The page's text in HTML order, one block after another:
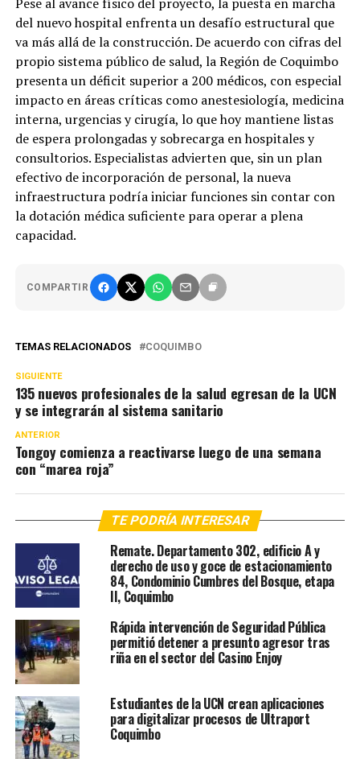
del nuevo hospital enfrenta un desafío estructural que
va más allá de la construcción. De acuerdo con cifras del
propio sistema público de salud, la Región de Coquimbo
presenta un déficit superior a 200 médicos, con especial
impacto en áreas críticas como anestesiología, medicina
interna, urgencias y cirugía, lo que hoy mantiene listas
de espera prolongadas y sobrecarga en hospitales y
consultorios. Especialistas advierten que, sin un plan
efectivo de incorporación de personal, la nueva
infraestructura podría iniciar funciones sin contar con
la dotación médica suficiente para operar a plena
capacidad.
COMPARTIR
TEMAS RELACIONADOS COQUIMBO
SIGUIENTE
135 nuevos profesionales de la salud egresan de la UCN
y se integrarán al sistema sanitario
ANTERIOR
Tongoy comienza a reactivarse luego de una semana
con “marea roja”
TE PODRÍA INTERESAR
Remate. Departamento 302, edificio A y
derecho de uso y goce de estacionamiento
84, Condominio Cumbres del Bosque, etapa
II, Coquimbo
Rápida intervención de Seguridad Pública
permitió detener a presunto agresor tras
riña en el sector del Casino Enjoy
Estudiantes de la UCN crean aplicaciones
para digitalizar procesos de Ultraport
Coquimbo